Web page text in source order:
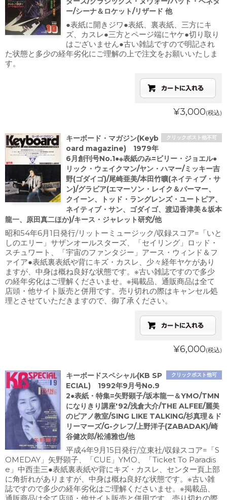
ー/シーナ＆ロケット/リザード 他
●表紙に開きジワ●表紙、裏表紙、三方にキ
ズ、カスレ●三方とページ端にヤケ●切り取り
はございません●古い雑誌ですので明記され
た状態と多少の経年劣化にご理解の上で注文をお願いいたしま
す。
¥3,000(税込)
クリックポスト他不可
キーボード・マガジン(Keyb
oard magazine) 1979年
6月創刊号No.1●※表紙のみ=ビリー・ジョエル●
リック・ウェイクマン/ヤン・ハマー/ミッキー吉
野(ゴダイゴ)/尾崎亜美/本田竹曠(ネイティブ・サ
ン)/グラビア(エマーソン・レイク＆パーマー、
クイーン、トッド・ラングレンズ・ユートピア、
ネイティブ・サン、ゴダイゴ、渡辺香津美＆坂本
龍一、原田真二ほか)/キース・ジャレット研究/他
昭和54年6月1日発行/リットーミュージック/収録スコア=「いと
しのエリー」サザンオールスターズ、「セイリング」ロッド・
スチュワート、「宇宙のファンタジー」アース・ウィンド＆フ
ァイア●表紙裏表紙や背にキズ・カスレ、少々経年ヤケがあり
ますが、中身は概ね良好な状態です。※古い雑誌ですので多少
の経年劣化はご理解くださいませ。※掲載品、通販商品は全て
店頭・他サイト販売と併用です。売り切れの際はキャンセル処
理とさせていただきますので、御了承ください。
¥6,000(税込)
クリックポスト他可
キーボードスペシャル(KB SP
ECIAL) 1992年9月号No.9
2●表紙・特集=矢野顕子/坂本龍一＆YMO/TMN
になりきり講座'92/浅倉大介/THE ALFEE/麗美
のピアノ教室/SING LIKE TALKING/杉真理＆ド
リーマーズ/G-クレフ/上野洋子(ZABADAK)/崎
谷健次郎/松浦雅也/他
平成4年9月15日発行/立東社/収録スコア=「S
OMEDAY」矢野顕子、「CUE」YMO、「Ticket To Paradis
e」中西圭三●表紙裏表紙や背にキズ・カスレ、センター頁上部
に角折れがありますが、中身は概ね良好な状態です。※古い雑
誌ですので多少の経年劣化はご理解くださいませ。※掲載品、